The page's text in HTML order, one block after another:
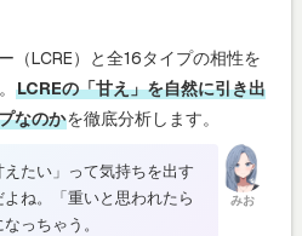
（LCRE）と全16タイプの相性を
LCREの「甘え」を自然に引き出
なのかを徹底分析します。
みお
たい」って気持ちを出す
ね。「重いと思われたら
っちゃう。